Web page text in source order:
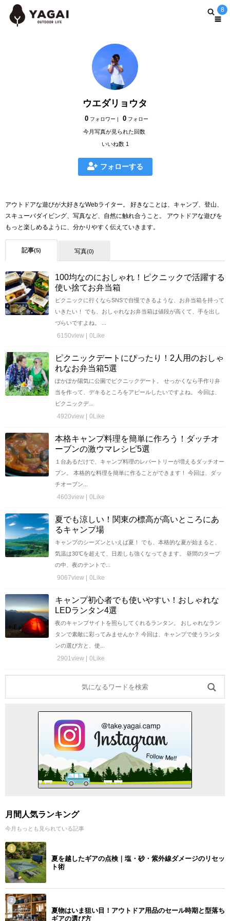
8
ウエダリョウタ
0フォロワー | 0フォロー
今月写真が見られた回数
いいね数 1
フォローする
アウトドアな遊びが大好きなWebライター。 好きなことは、キャンプ、登山、
スキューバダイビング、写真など、自然に触れ合うこと。 アウトドアな遊びを
もっと楽しめるように、分かりやすく伝えていきます。
記事(5) 写真(0)
100均なのにおしゃれ！ピクニックで活躍する
使い捨てお弁当箱
ピクニックに行くならSNSで自慢できるような、お弁当箱を持って
いきたい！ でも、おしゃれなお弁当箱は値段が高くて、手を出し
づらいですよね。 ...
6150view | 0Like
ピクニックデートにぴったり！2人用のおしゃ
れなお弁当箱5選
ぽかぽか陽気に公園でピクニックデート。 せっかくなら手作り弁
当を作って、デキるところをアピールしたいですよね。 今回は、
ピクニックデ...
4920view | 0Like
本格キャンプ料理を簡単に作ろう！ダッチオ
ーブンの激ウマレシピ5選
１台あるだけで、キャンプ料理のレパートリーが増えるダッチオー
ブン。 本格的な料理を簡単に作ることができます！ 今回は、ダッ
チオーブン...
4603view | 0Like
夏でも涼しい！関東の標高が高いところにあ
るキャンプ場
キャンプのシーズンといえば夏！ でも、本格的な夏が始まると、
気温は30℃を超えて、日差しも強くなってきます。 昼間のタープ
の中、夜のテントで...
9067view | 0Like
キャンプ初心者でも使いやすい！おしゃれな
LEDランタン4選
夜のキャンプサイトを照らしてくれるランタン。 おしゃれなラン
タンで素敵に彩ってみませんか？ 今回は、キャンプで使うランタ
ンの選び方と、使...
2901view | 0Like
月間人気ランキング
今月もっとも見られている記事
1
夏を越したギアの点検｜塩・砂・紫外線ダメージのリセッ
ト術
2
夏物はいま狙い目！アウトドア用品のセール時期と型落ち
ギアの選び方